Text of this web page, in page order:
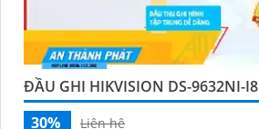
ĐẦU GHI HIKVISION DS-9632NI-I8
30%
Liên hệ